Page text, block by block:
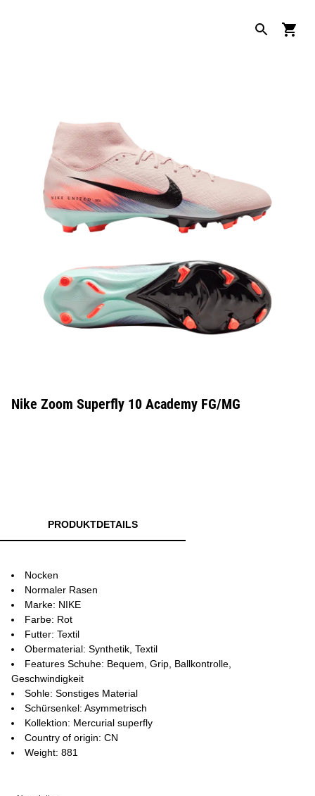
Nike Zoom Superfly 10 Academy FG/MG
PRODUKTDETAILS
Nocken
Normaler Rasen
Marke: NIKE
Farbe: Rot
Futter: Textil
Obermaterial: Synthetik, Textil
Features Schuhe: Bequem, Grip, Ballkontrolle,
Geschwindigkeit
Sohle: Sonstiges Material
Schürsenkel: Asymmetrisch
Kollektion: Mercurial superfly
Country of origin: CN
Weight: 881